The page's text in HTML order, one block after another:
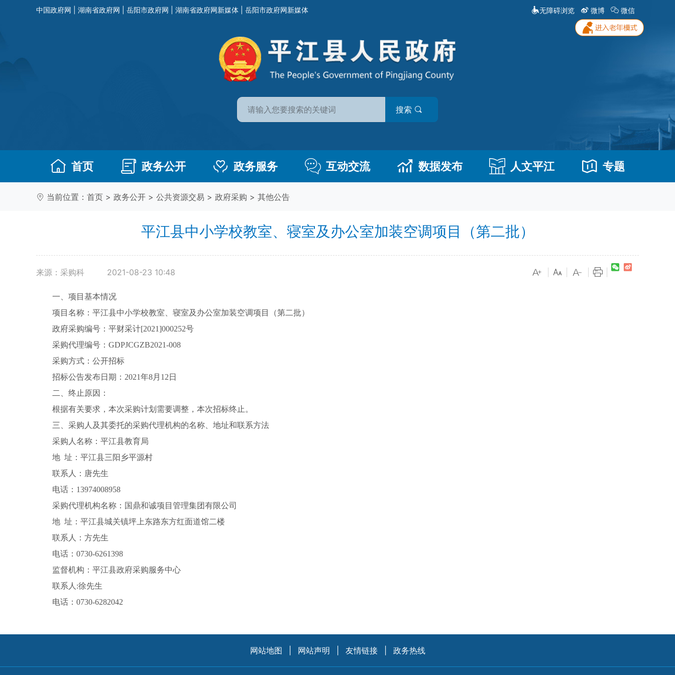
中国政府网 湖南省政府网 岳阳市政府网 湖南省政府网新媒体 岳阳市政府网新媒体 无障碍浏览 微博 微信
搜索
首页 政务公开 政务服务 互动交流 数据发布 人文平江 专题
当前位置： 首页 > 政务公开 > 公共资源交易 > 政府采购 > 其他公告
平江县中小学校教室、寝室及办公室加装空调项目（第二批）
来源：采购科 2021-08-23 10:48
一、项目基本情况
项目名称：平江县中小学校教室、寝室及办公室加装空调项目（第二批）
政府采购编号：平财采计[2021]000252号
采购代理编号：GDPJCGZB2021-008
采购方式：公开招标
招标公告发布日期：2021年8月12日
二、终止原因：
根据有关要求，本次采购计划需要调整，本次招标终止。
三、采购人及其委托的采购代理机构的名称、地址和联系方法
采购人名称：平江县教育局
地 址：平江县三阳乡平源村
联系人：唐先生
电话：13974008958
采购代理机构名称：国鼎和诚项目管理集团有限公司
地 址：平江县城关镇坪上东路东方红面道馆二楼
联系人：方先生
电话：0730-6261398
监督机构：平江县政府采购服务中心
联系人:徐先生
电话：0730-6282042
网站地图 网站声明 友情链接 政务热线